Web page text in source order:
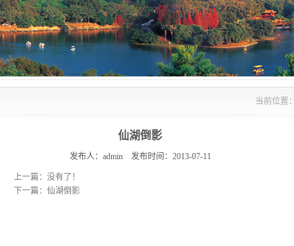
当前位置：
仙湖倒影
发布人：admin 发布时间：2013-07-11
上一篇：没有了！
下一篇：仙湖倒影